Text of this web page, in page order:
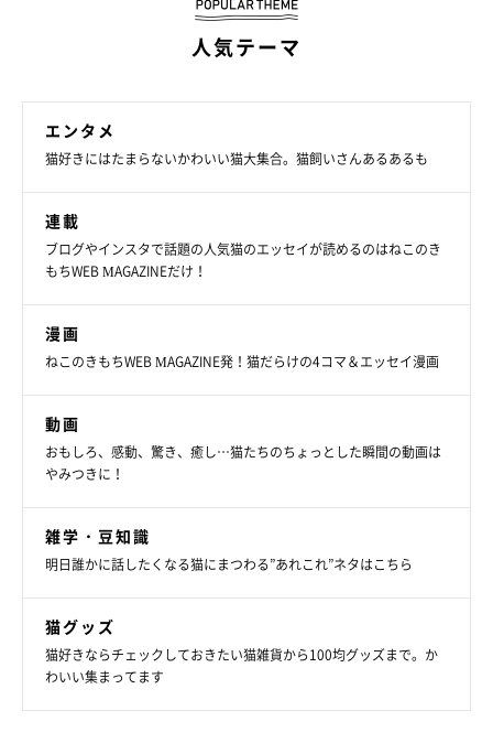
人気テーマ
エンタメ
猫好きにはたまらないかわいい猫大集合。猫飼いさんあるあるも
連載
ブログやインスタで話題の人気猫のエッセイが読めるのはねこのき
もちWEB MAGAZINEだけ！
漫画
ねこのきもちWEB MAGAZINE発！猫だらけの4コマ＆エッセイ漫画
動画
おもしろ、感動、驚き、癒し…猫たちのちょっとした瞬間の動画は
やみつきに！
雑学・豆知識
明日誰かに話したくなる猫にまつわる”あれこれ”ネタはこちら
猫グッズ
猫好きならチェックしておきたい猫雑貨から100均グッズまで。か
わいい集まってます